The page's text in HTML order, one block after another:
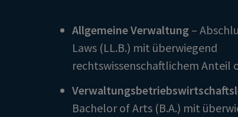
Allgemeine Verwaltung –
Laws (LL.B.) mit überwiegend
rechtswissenschaftlichem Anteil
Bachelor of Arts (B.A.) mit